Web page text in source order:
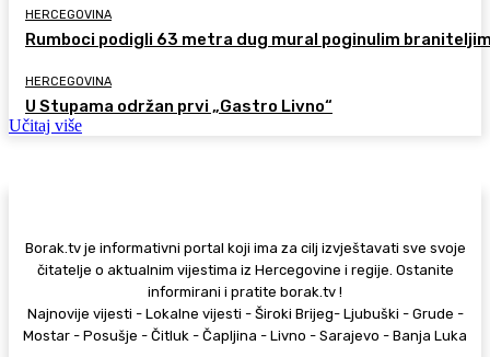
HERCEGOVINA
Rumboci podigli 63 metra dug mural poginulim
HERCEGOVINA
U Stupama održan prvi „Gastro Livno“
Učitaj više
Borak.tv je informativni portal koji ima za cilj izvještavati sve svoje
čitatelje o aktualnim vijestima iz Hercegovine i regije. Ostanite
informirani i pratite borak.tv !
Najnovije vijesti - Lokalne vijesti - Široki Brijeg- Ljubuški - Grude -
Mostar - Posušje - Čitluk - Čapljina - Livno - Sarajevo - Banja Luka